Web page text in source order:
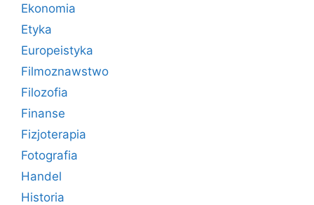
Ekonomia
Etyka
Europeistyka
Filmoznawstwo
Filozofia
Finanse
Fizjoterapia
Fotografia
Handel
Historia